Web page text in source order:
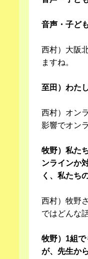
音声・子ど
西村）大阪
ますね。
至田）わた
西村）オン
影響でオン
牧野）私た
ンラインか
く、私たち
西村）牧野
ではどんな
牧野）1組
が、先生か